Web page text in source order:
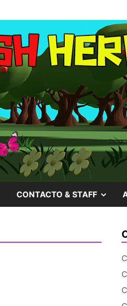
MOSTRAR
SUBMENÚ
CONTACTO & STAFF